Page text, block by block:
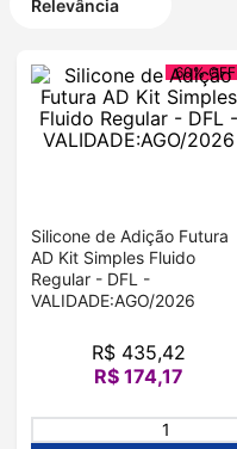
Relevância
60% OFF
Silicone de Adição Futura
AD Kit Simples Fluido
Regular - DFL -
VALIDADE:AGO/2026
R$ 435,42
R$ 174,17